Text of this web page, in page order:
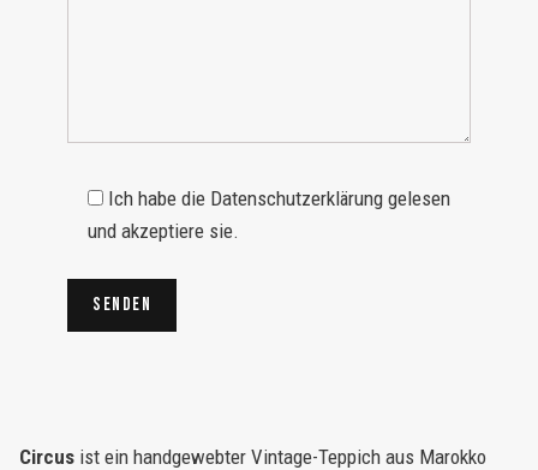
Ich habe die Datenschutzerklärung gelesen
und akzeptiere sie.
Circus ist ein handgewebter Vintage-Teppich aus Marokko